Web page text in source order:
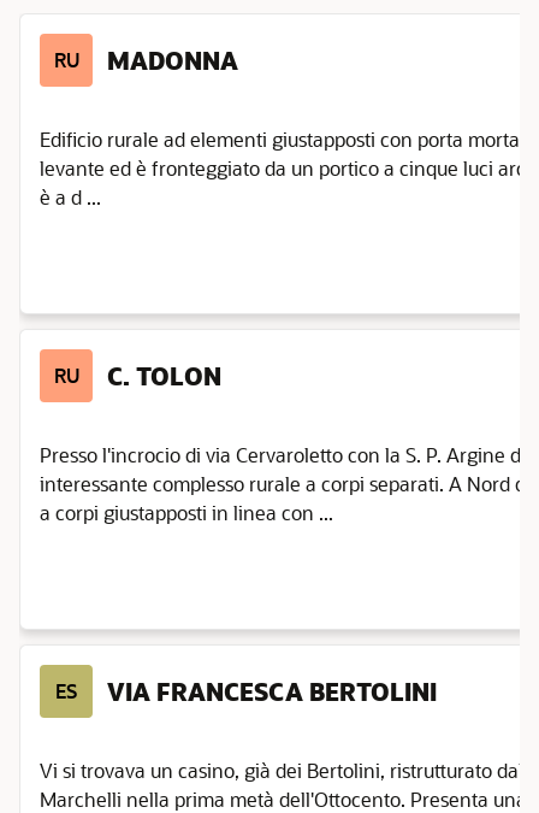
RU MADONNA
Edificio rurale ad elementi giustapposti con porta morta.
levante ed è fronteggiato da un portico a cinque luci
è a d ...
RU C. TOLON
Presso l'incrocio di via Cervaroletto con la S. P. Argine
interessante complesso rurale a corpi separati. A Nord
a corpi giustapposti in linea con ...
ES VIA FRANCESCA BERTOLINI
Vi si trovava un casino, già dei Bertolini, ristrutturato
Marchelli nella prima metà dell'Ottocento. Presenta una
Casa
a
torre
edifici
religiosi
Edificio
Infrastrutture
e servizi
Maestà,
immagini
Monumento
Siti storici e
archeologici
edificio
storico
Comuni
Bagnolo
In Piano